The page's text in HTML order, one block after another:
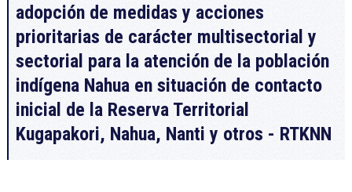
adopción de medidas y acciones
prioritarias de carácter multisectorial y
sectorial para la atención de la población
indígena Nahua en situación de contacto
inicial de la Reserva Territorial
Kugapakori, Nahua, Nanti y otros - RTKNN